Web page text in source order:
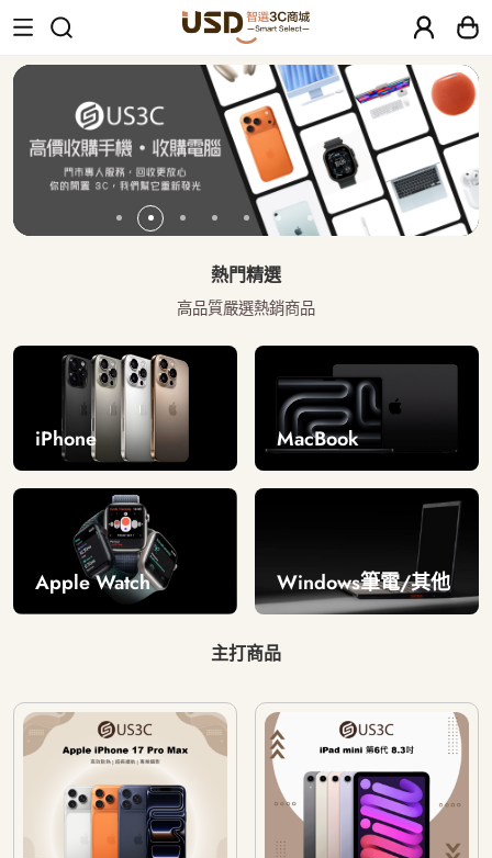
USD 智選二手3C商城｜【30天安心
熱門精選
高品質嚴選熱銷商品
iPhone MacBook
Apple Watch Windows筆電/其他
主打商品